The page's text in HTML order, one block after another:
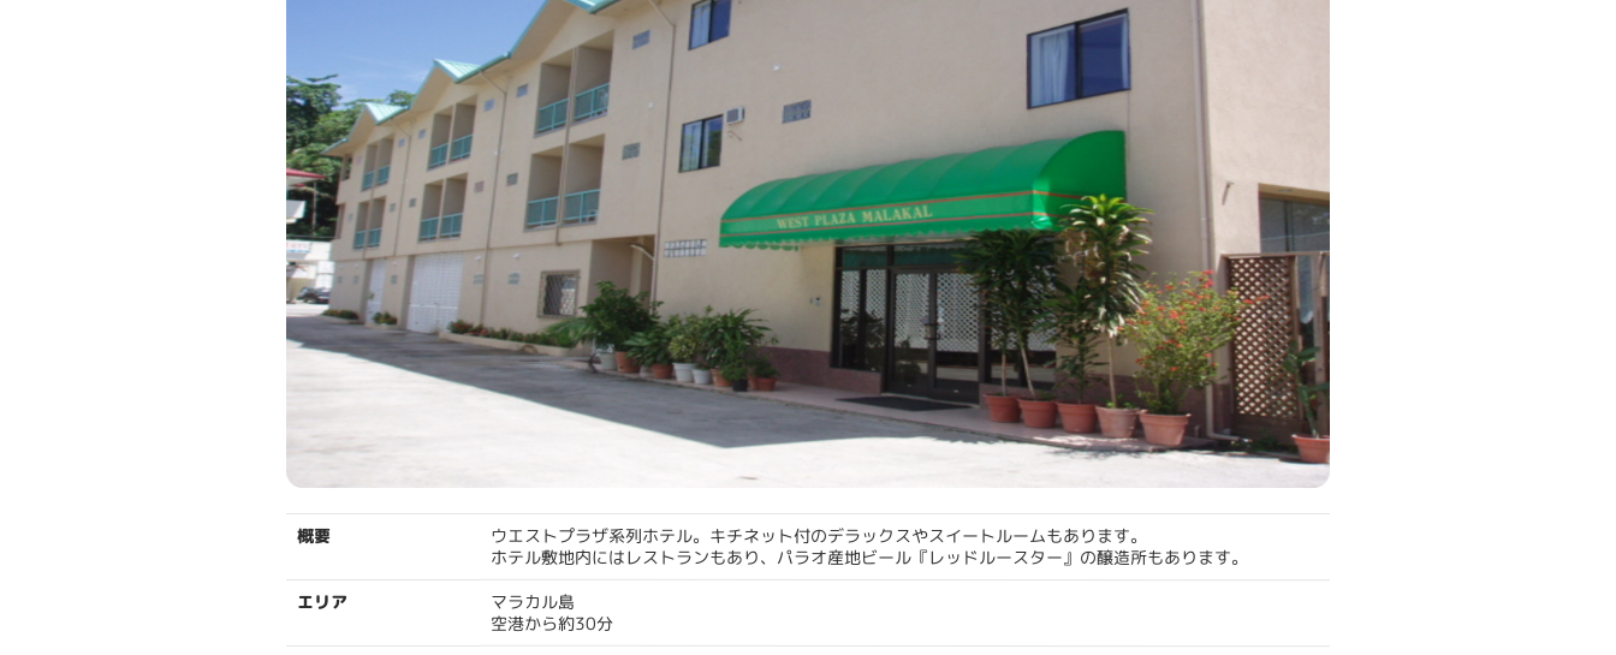
概要 ウエストプラザ系列ホテル。キチネット付のデラックスやスイートルームもあります。
ホテル敷地内にはレストランもあり、パラオ産地ビール『レッドルースター』の醸造所もあります。
エリア マラカル島
空港から約30分